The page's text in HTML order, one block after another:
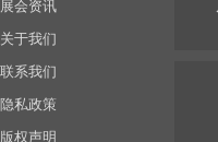
展会资讯
关于我们
联系我们
隐私政策
版权声明